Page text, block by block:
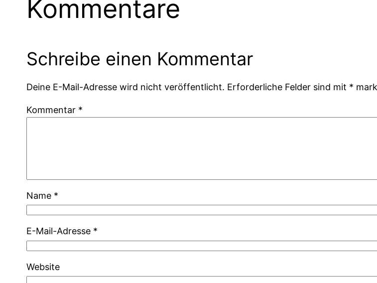
Kommentare
Schreibe einen Kommentar
Deine E-Mail-Adresse wird nicht veröffentlicht. Erforderliche Felder sind mit *
Kommentar *
Name *
E-Mail-Adresse *
Website